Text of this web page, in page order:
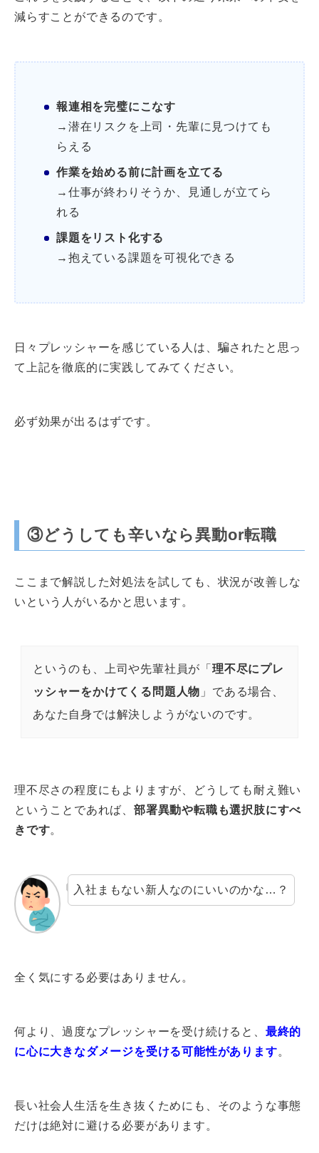
減らすことができるのです。
報連相を完璧にこなす
→潜在リスクを上司・先輩に見つけても
らえる
作業を始める前に計画を立てる
→仕事が終わりそうか、見通しが立てら
れる
課題をリスト化する
→抱えている課題を可視化できる
日々プレッシャーを感じている人は、騙されたと思っ
て上記を徹底的に実践してみてください。
必ず効果が出るはずです。
③どうしても辛いなら異動or転職
ここまで解説した対処法を試しても、状況が改善しな
いという人がいるかと思います。
というのも、上司や先輩社員が「 理不尽にプレ
ッシャーをかけてくる問題人物 」である場合、
あなた自身では解決しようがないのです。
理不尽さの程度にもよりますが、どうしても耐え難い
ということであれば、部署異動や転職も選択肢にすべ
きです。
入社まもない新人なのにいいのかな…？
全く気にする必要はありません。
何より、過度なプレッシャーを受け続けると、 最終的
に心に大きなダメージを受ける可能性があります。
長い社会人生活を生き抜くためにも、そのような事態
だけは絶対に避ける必要があります。